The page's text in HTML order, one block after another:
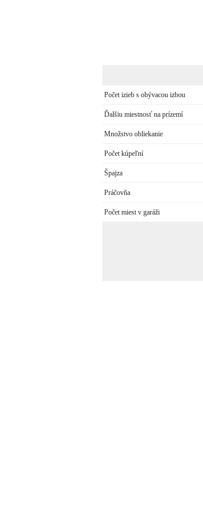
Počet izieb s obývacou izbou
Ďalšiu miestnosť na prízemí
Množstvo obliekanie
Počet kúpeľní
Špajza
Práčovňa
Počet miest v garáži